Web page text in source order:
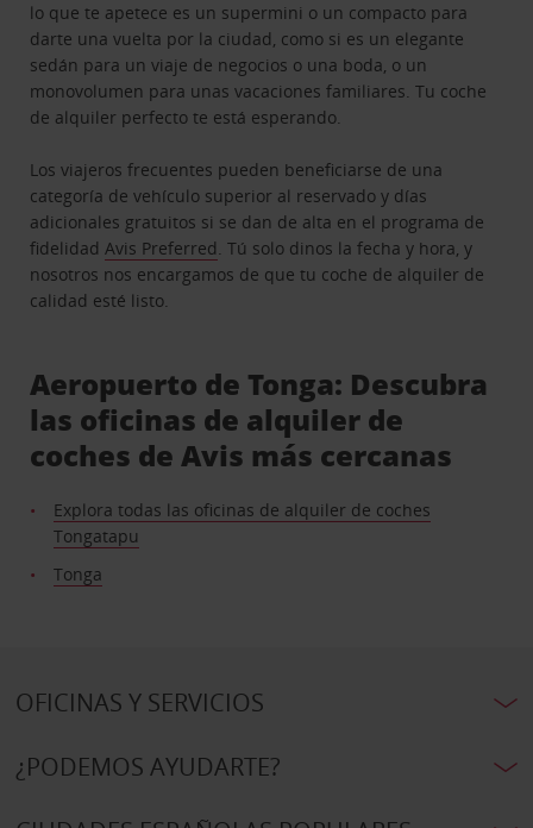
lo que te apetece es un supermini o un compacto para
darte una vuelta por la ciudad, como si es un elegante
sedán para un viaje de negocios o una boda, o un
monovolumen para unas vacaciones familiares. Tu coche
de alquiler perfecto te está esperando.
Los viajeros frecuentes pueden beneficiarse de una
categoría de vehículo superior al reservado y días
adicionales gratuitos si se dan de alta en el programa de
fidelidadAvis Preferred. Tú solo dinos la fecha y hora, y
nosotros nos encargamos de que tu coche de alquiler de
calidad esté listo.
Aeropuerto de Tonga: Descubra
las oficinas de alquiler de
coches de Avis más cercanas
Explora todas las oficinas de alquiler de coches
Tongatapu
Tonga
OFICINAS Y SERVICIOS
¿PODEMOS AYUDARTE?